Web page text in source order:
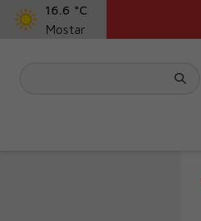
16.6 °C
Mostar